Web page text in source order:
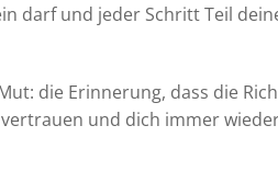
darf und jeder Schritt Teil
die Erinnerung, dass die
und dich immer